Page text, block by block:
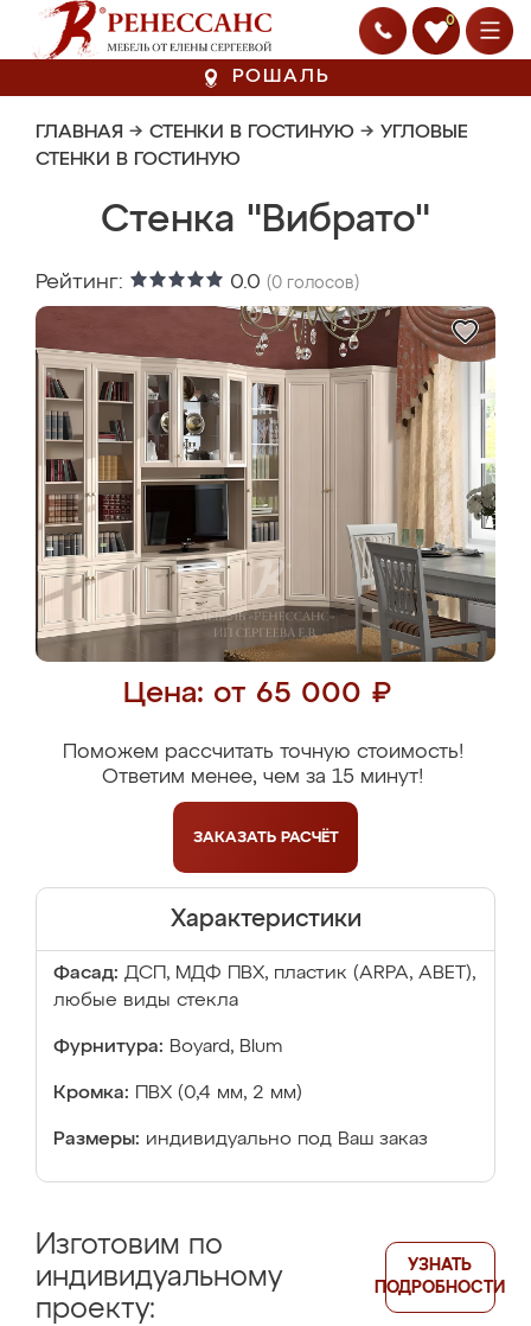
0
РОШАЛЬ
ГЛАВНАЯ → СТЕНКИ В ГОСТИНУЮ → УГЛОВЫЕ
СТЕНКИ В ГОСТИНУЮ
Стенка "Вибрато"
Рейтинг: 0.0 (0 голосов)
Цена: от 65 000 ₽
Поможем рассчитать точную стоимость!
Ответим менее, чем за 15 минут!
ЗАКАЗАТЬ РАСЧЁТ
Характеристики
Фасад: ДСП, МДФ ПВХ, пластик (ARPA, ABET),
любые виды стекла
Фурнитура: Boyard, Blum
Кромка: ПВХ (0,4 мм, 2 мм)
Размеры: индивидуально под Ваш заказ
Изготовим по
индивидуальному
проекту:
УЗНАТЬ
ПОДРОБНОСТИ